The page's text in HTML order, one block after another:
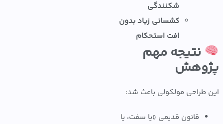
شکنندگی
کشسانی زیاد بدون
افت استحکام
نتیجه مهم
مولکولی باعث شد:
قانون قدیمی «یا سفت، یا